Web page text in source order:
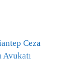
Ceza
Avukatı